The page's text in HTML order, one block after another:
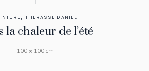
, THERASSE DANIEL
la chaleur de l’été
100 x 100 cm